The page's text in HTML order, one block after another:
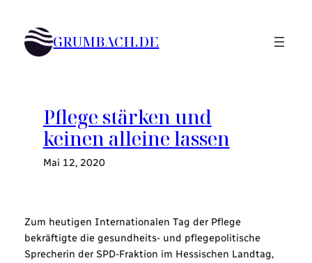
Inhalt
springen GRUMBACH.DE
Pflege stärken und
keinen alleine lassen
Mai 12, 2020
Zum heutigen Internationalen Tag der Pflege
bekräftigte die gesundheits- und pflegepolitische
Sprecherin der SPD-Fraktion im Hessischen Landtag,